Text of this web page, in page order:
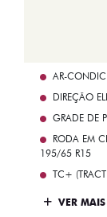
AR-
DIREÇÃO
GRADE DE
RODA EM
195/65 R15
TC+
VER MAIS